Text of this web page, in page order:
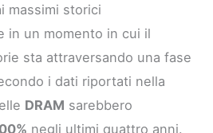
massimi storici
in un momento in cui il
sta attraversando una fase
i dati riportati nella
DRAM sarebbero
negli ultimi quattro anni.